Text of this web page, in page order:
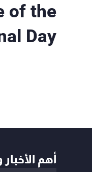
of the
Day
أهم